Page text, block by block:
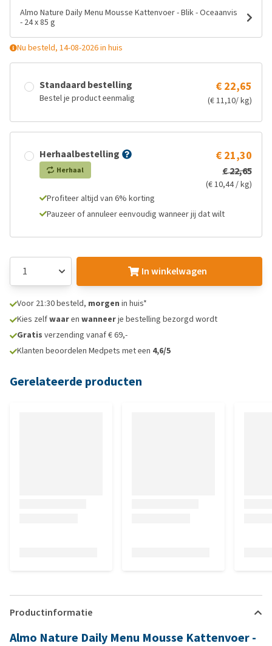
Almo Nature Daily Menu Mousse Kattenvoer - Blik - Oceaanvis
- 24 x 85 g
Nu besteld, 14-08-2026 in huis
Standaard bestelling
Bestel je product eenmalig
€ 22,65
(€ 11,10/ kg)
Herhaalbestelling
Herhaal
€ 21,30
€ 22,65
(€ 10,44 / kg)
Profiteer altijd van 6% korting
Pauzeer of annuleer eenvoudig wanneer jij dat wilt
In winkelwagen
Voor 21:30 besteld, morgen in huis*
Kies zelfwaaren wanneerje bestelling bezorgd wordt
Gratis verzending vanaf € 69,-
Klanten beoordelen Medpets met een 4,6/5
Gerelateerde producten
Productinformatie
Almo Nature Daily Menu Mousse Kattenvoer -